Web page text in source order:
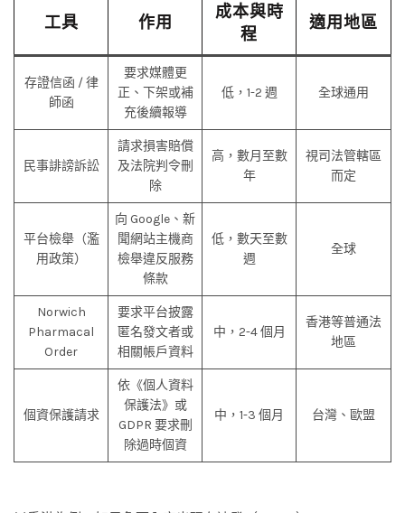
工具 作用
成本與時
程
適用地區
存證信函 / 律
師函
要求媒體更
正、下架或補
充後續報導
低，1-2 週 全球通用
民事誹謗訴訟
請求損害賠償
及法院判令刪
除
高，數月至數
年
視司法管轄區
而定
平台檢舉（濫
用政策）
向 Google、新
聞網站主機商
檢舉違反服務
條款
低，數天至數
週
全球
Norwich
Pharmacal
Order
要求平台披露
匿名發文者或
相關帳戶資料
中，2-4 個月
香港等普通法
地區
個資保護請求
依《個人資料
保護法》或
GDPR 要求刪
除過時個資
中，1-3 個月 台灣、歐盟